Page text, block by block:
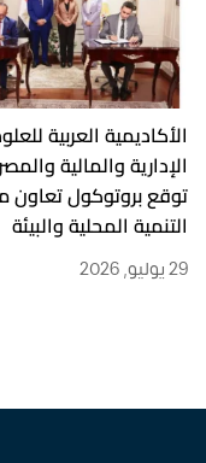
العربية للعلوم
والمالية والمصرفية
تعاون مع وزارة
المحلية والبيئة